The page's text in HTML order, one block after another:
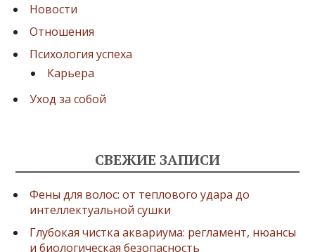
Новости
Отношения
Психология успеха
Карьера
Уход за собой
СВЕЖИЕ ЗАПИСИ
Фены для волос: от теплового удара до
интеллектуальной сушки
Глубокая чистка аквариума: регламент, нюансы
и биологическая безопасность